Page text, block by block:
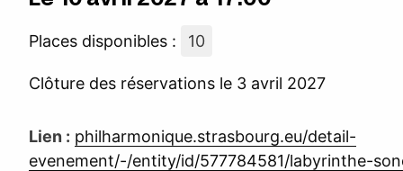
Places disponibles : 10
Clôture des réservations le 3 avril 2027
Lien : philharmonique.strasbourg.eu/detail-
evenement/-/entity/id/577784581/labyrinthe-